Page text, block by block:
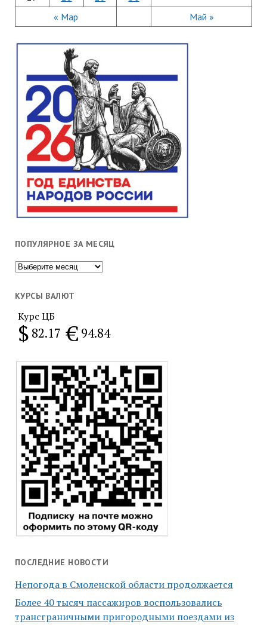
« Мар Май »
ПОПУЛЯРНОЕ ЗА МЕСЯЦ
Популярное
месяц
КУРСЫ ВАЛЮТ
Курс ЦБ
$ 82.17 € 94.84
ПОСЛЕДНИЕ НОВОСТИ
Непогода в Смоленской области продолжается
Более 40 тысяч пассажиров воспользовались
трансграничными пригородными поездами из